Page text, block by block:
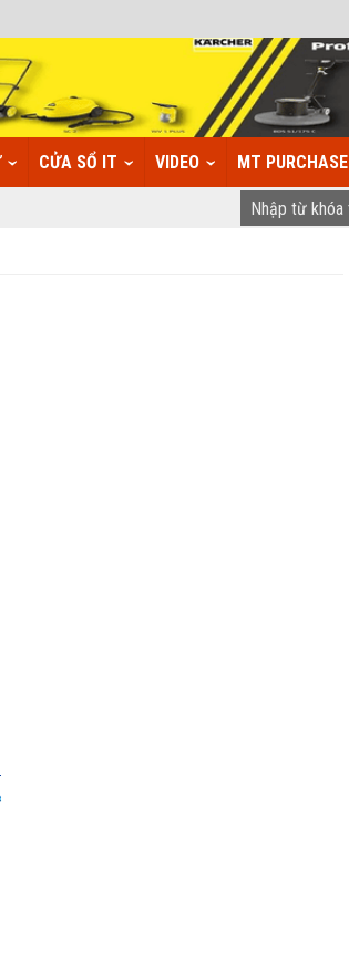
CỬA SỔ IT VIDEO MT PURCHASE